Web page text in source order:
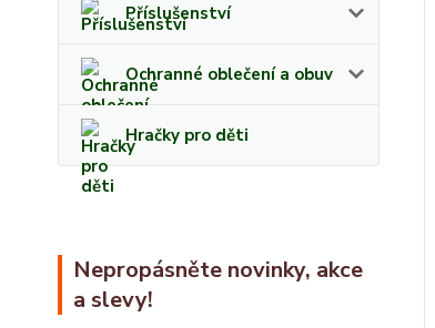
Příslušenství
Ochranné oblečení a obuv
Hračky pro děti
Nepropásněte novinky, akce
a slevy!